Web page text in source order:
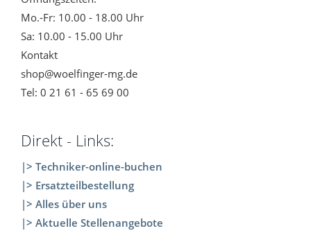
Mo.-Fr: 10.00 - 18.00 Uhr
Sa: 10.00 - 15.00 Uhr
Kontakt
shop@woelfinger-mg.de
Tel: 0 21 61 - 65 69 00
Direkt - Links:
|> Techniker-online-buchen
|> Ersatzteilbestellung
|> Alles über uns
|> Aktuelle Stellenangebote